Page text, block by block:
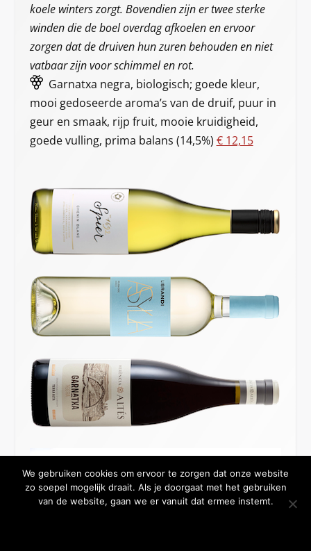
koele winters zorgt. Bovendien zijn er twee sterke
winden die de boel overdag afkoelen en ervoor
zorgen dat de druiven hun zuren behouden en niet
vatbaar zijn voor schimmel en rot.
Garnatxa negra, biologisch; goede kleur,
mooi gedoseerde aroma’s van de druif, puur in
geur en smaak, rijp fruit, mooie kruidigheid,
goede vulling, prima balans (14,5%) € 12,15
We gebruiken cookies om ervoor te zorgen dat onze website
zo soepel mogelijk draait. Als je doorgaat met het gebruiken
van de website, gaan we er vanuit dat ermee instemt.